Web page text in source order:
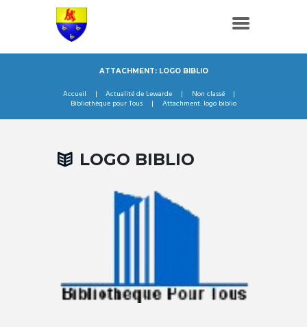
ATTACHMENT: LOGO BIBLIO
Accueil Actualité de Lewarde
Non classé
Bibliothèque pour Tous
Attachment: logo biblio
LOGO BIBLIO